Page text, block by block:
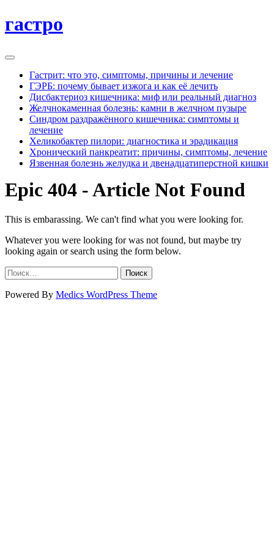
гастро
Гастрит: что это, симптомы, причины и лечение
ГЭРБ: почему бывает изжога и как её лечить
Дисбактериоз кишечника: миф или реальный диагноз
Желчнокаменная болезнь: камни в желчном пузыре
Синдром раздражённого кишечника: симптомы и
лечение
Хеликобактер пилори: диагностика и эрадикация
Хронический панкреатит: причины, симптомы, лечение
Язвенная болезнь желудка и двенадцатиперстной кишки
Epic 404 - Article Not Found
This is embarassing. We can't find what you were looking for.
Whatever you were looking for was not found, but maybe try
looking again or search using the form below.
Найти:
Powered By Medics WordPress Theme